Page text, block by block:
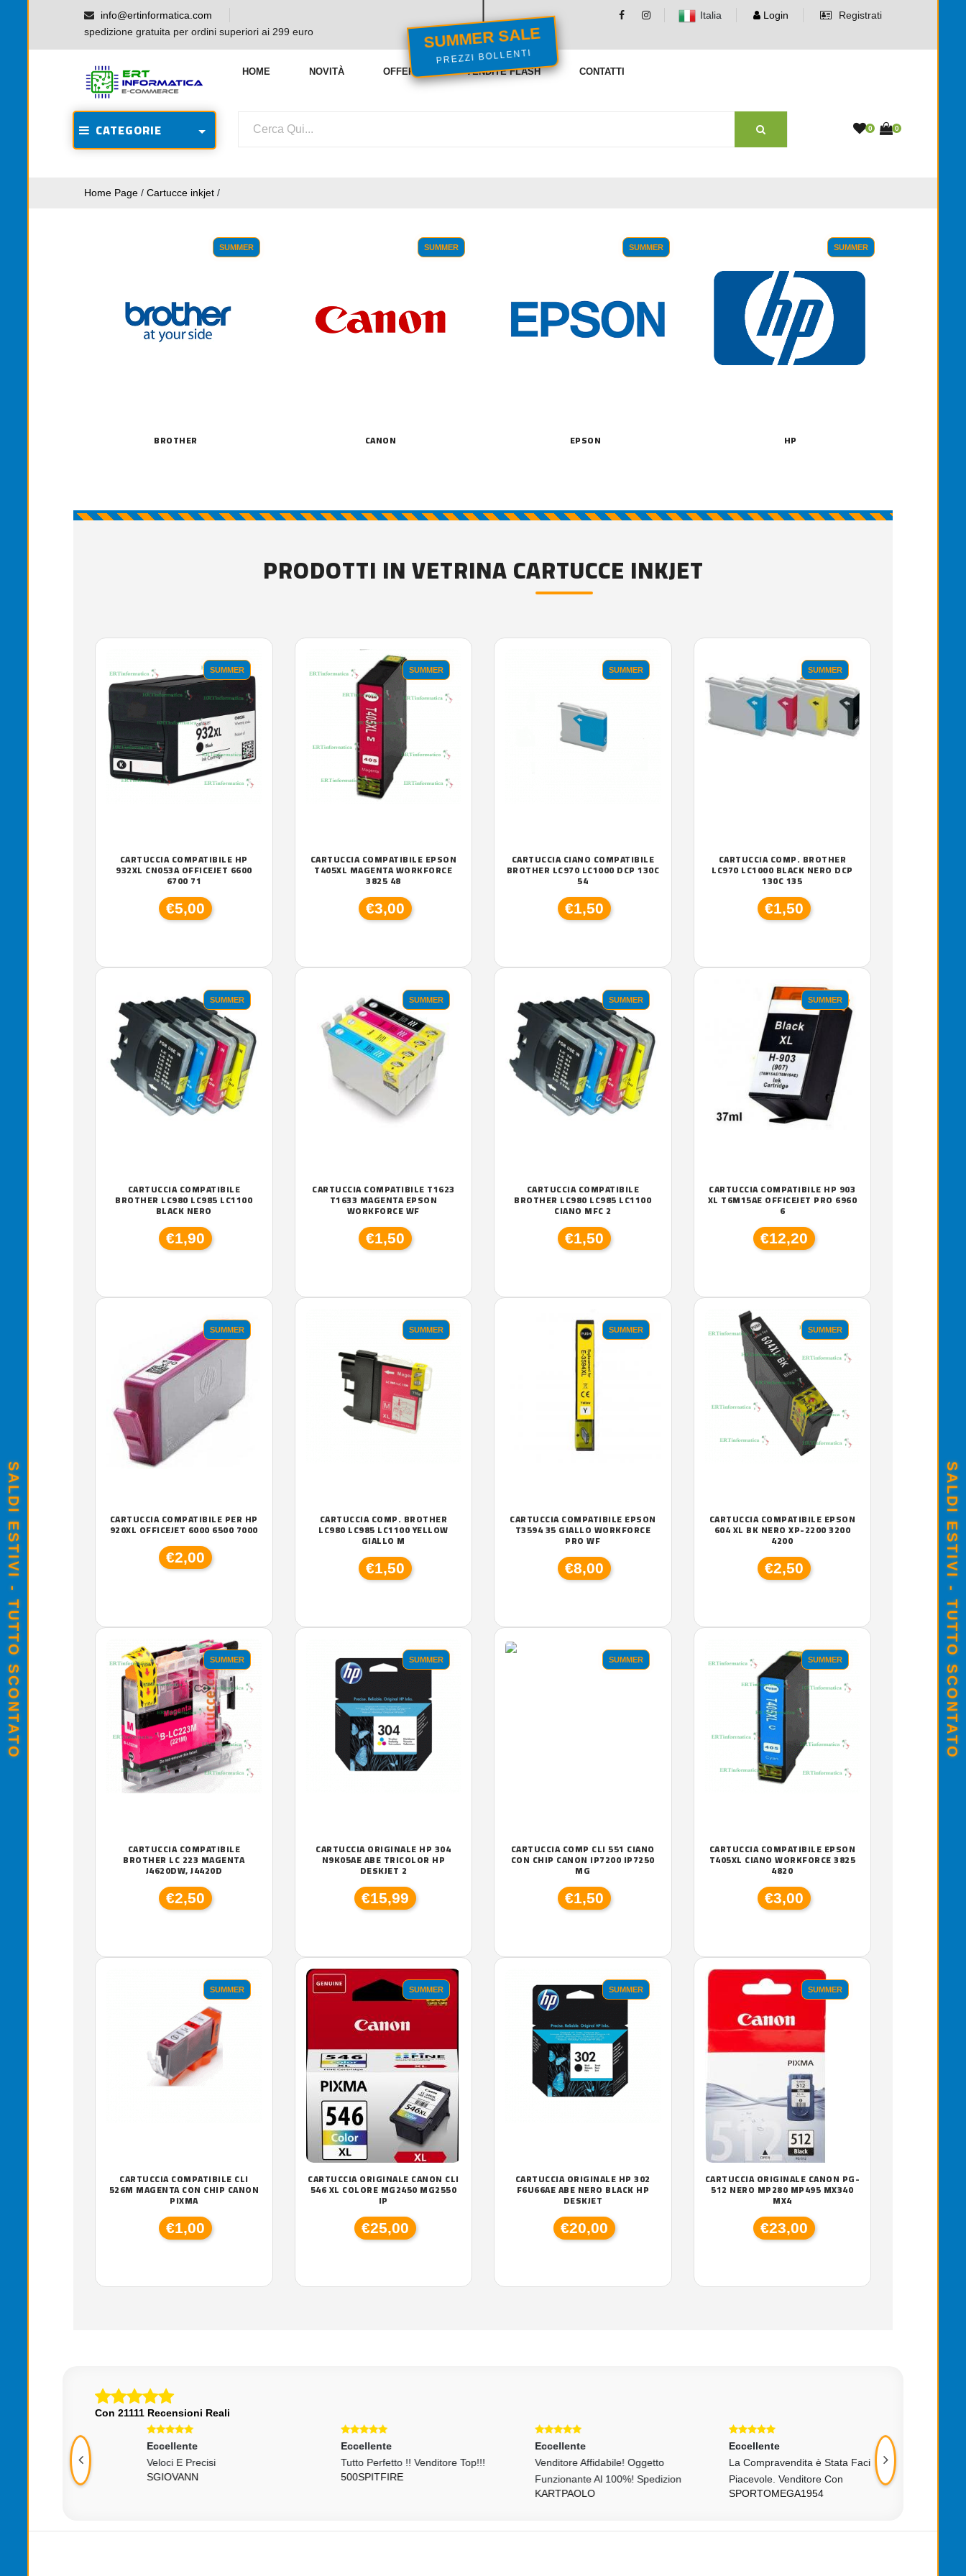
SUMMER SALE
PREZZI BOLLENTI
info@ertinformatica.com
spedizione gratuita per ordini superiori ai 299 euro
Italia Login Registrati
HOME NOVITÀ OFFERTE VENDITE FLASH CONTATTI
CATEGORIE 0 0
Home Page / Cartucce inkjet /
SUMMER
BROTHER
SUMMER
CANON
SUMMER
EPSON
SUMMER
HP
PRODOTTI IN VETRINA CARTUCCE INKJET
SUMMER
CARTUCCIA COMPATIBILE HP
932XL CN053A OFFICEJET 6600
6700 71
€5,00
SUMMER
CARTUCCIA COMPATIBILE EPSON
T405XL MAGENTA WORKFORCE
3825 48
€3,00
SUMMER
CARTUCCIA CIANO COMPATIBILE
BROTHER LC970 LC1000 DCP 130C
54
€1,50
SUMMER
CARTUCCIA COMP. BROTHER
LC970 LC1000 BLACK NERO DCP
130C 135
€1,50
SUMMER
CARTUCCIA COMPATIBILE
BROTHER LC980 LC985 LC1100
BLACK NERO
€1,90
SUMMER
CARTUCCIA COMPATIBILE T1623
T1633 MAGENTA EPSON
WORKFORCE WF
€1,50
SUMMER
CARTUCCIA COMPATIBILE
BROTHER LC980 LC985 LC1100
CIANO MFC 2
€1,50
SUMMER
CARTUCCIA COMPATIBILE HP 903
XL T6M15AE OFFICEJET PRO 6960
6
€12,20
SUMMER
CARTUCCIA COMPATIBILE PER HP
920XL OFFICEJET 6000 6500 7000
€2,00
SUMMER
CARTUCCIA COMP. BROTHER
LC980 LC985 LC1100 YELLOW
GIALLO M
€1,50
SUMMER
CARTUCCIA COMPATIBILE EPSON
T3594 35 GIALLO WORKFORCE
PRO WF
€8,00
SUMMER
CARTUCCIA COMPATIBILE EPSON
604 XL BK NERO XP-2200 3200
4200
€2,50
SUMMER
CARTUCCIA COMPATIBILE
BROTHER LC 223 MAGENTA
J4620DW, J4420D
€2,50
SUMMER
CARTUCCIA ORIGINALE HP 304
N9K05AE ABE TRICOLOR HP
DESKJET 2
€15,99
SUMMER
CARTUCCIA COMP CLI 551 CIANO
CON CHIP CANON IP7200 IP7250
MG
€1,50
SUMMER
CARTUCCIA COMPATIBILE EPSON
T405XL CIANO WORKFORCE 3825
4820
€3,00
SUMMER
CARTUCCIA COMPATIBILE CLI
526M MAGENTA CON CHIP CANON
PIXMA
€1,00
SUMMER
CARTUCCIA ORIGINALE CANON CLI
546 XL COLORE MG2450 MG2550
IP
€25,00
SUMMER
CARTUCCIA ORIGINALE HP 302
F6U66AE ABE NERO BLACK HP
DESKJET
€20,00
SUMMER
CARTUCCIA ORIGINALE CANON PG-
512 NERO MP280 MP495 MX340
MX4
€23,00
Con 21111 Recensioni Reali
Eccellente
Veloci E Precisi
SGIOVANN
Eccellente
Tutto Perfetto !! Venditore Top!!!
500SPITFIRE
Eccellente
Venditore Affidabile! Oggetto
Funzionante Al 100%! Spedizion
KARTPAOLO
Eccellente
La Compravendita è Stata Facile è
Piacevole. Venditore Con
SPORTOMEGA1954
Eccellente
Funziona
SALDI ESTIVI - TUTTO SCONTATO SALDI ESTIVI - TUTTO SCONTATO